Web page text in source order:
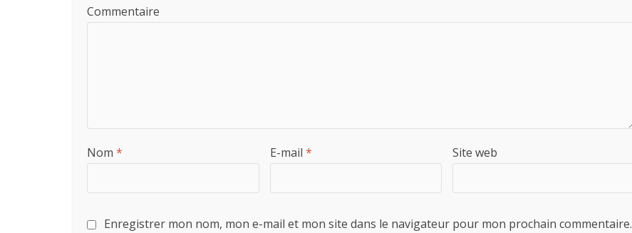
Commentaire
Nom * E-mail * Site web
Enregistrer mon nom, mon e-mail et mon site dans le navigateur pour mon prochain commentaire.